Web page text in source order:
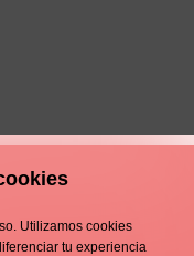
Utilizamos cookies
tu experiencia